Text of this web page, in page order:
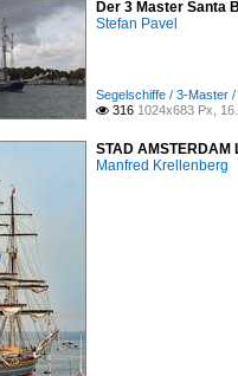
Der 3 Master Santa
Stefan Pavel
Segelschiffe / 3-Master /
 316 1024x683 Px,
STAD
Manfred Krellenberg